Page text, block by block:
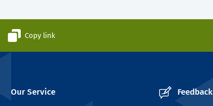
Copy link
Our Service Feedback